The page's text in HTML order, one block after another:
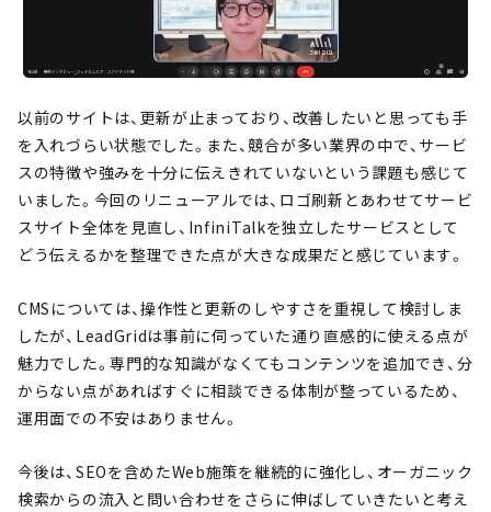
以前のサイトは、更新が止まっており、改善したいと思っても手
を入れづらい状態でした。また、競合が多い業界の中で、サービ
スの特徴や強みを十分に伝えきれていないという課題も感じて
いました。今回のリニューアルでは、ロゴ刷新とあわせてサービ
スサイト全体を見直し、InfiniTalkを独立したサービスとして
どう伝えるかを整理できた点が大きな成果だと感じています。
CMSについては、操作性と更新のしやすさを重視して検討しま
したが、LeadGridは事前に伺っていた通り直感的に使える点が
魅力でした。専門的な知識がなくてもコンテンツを追加でき、分
からない点があればすぐに相談できる体制が整っているため、
運用面での不安はありません。
今後は、SEOを含めたWeb施策を継続的に強化し、オーガニック
検索からの流入と問い合わせをさらに伸ばしていきたいと考え